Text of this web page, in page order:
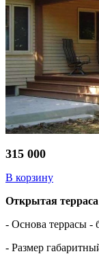
315 000
В корзину
Открытая
- Основа террасы -
- Размер